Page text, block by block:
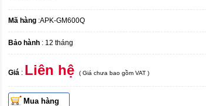
Mã hàng :APK-GM600Q
Bảo hành : 12 tháng
Giá : Liên hệ ( Giá chưa bao gồm VAT )
Mua hàng